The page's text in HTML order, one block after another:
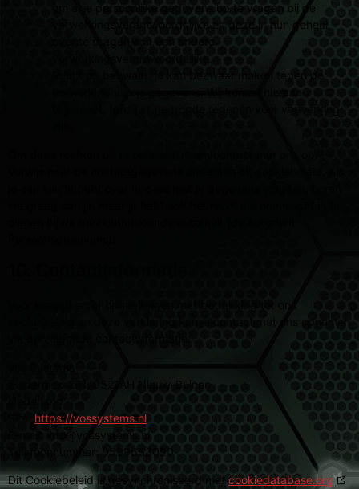
om al je persoonlijke gegevens op te vragen bij de
verwerkingsverantwoordelijke en deze in hun geheel
Recht op bezwaar: je kan bezwaar maken tegen de
cookiebeleid en deze verklaring kun je contact met ons opnemen
Zuiderdiep 261, 9521AH Nieuw-Buinen
https://vossystems.nl
vossystems.nl
Telefoonnummer: 0599653090
Dit Cookiebeleid is gesynchroniseerd met cookiedatabase.org